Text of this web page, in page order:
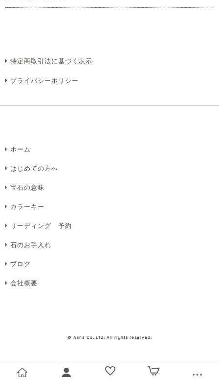
特定商取引法に基づく表示
プライバシーポリシー
ホーム
はじめての方へ
宝石の意味
カラーキー
リーディング 予約
石のお手入れ
ブログ
会社概要
© Asna Co.,Ltd. All rights reserved.